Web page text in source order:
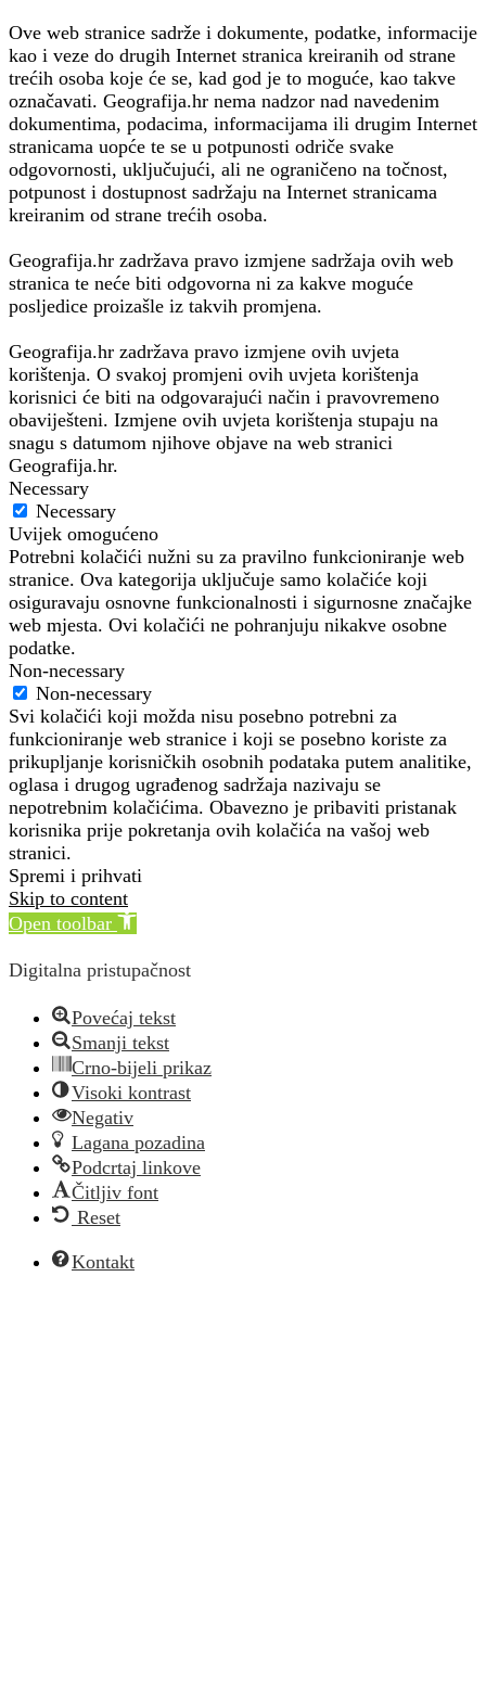
Ove web stranice sadrže i dokumente, podatke, informacije
kao i veze do drugih Internet stranica kreiranih od strane
trećih osoba koje će se, kad god je to moguće, kao takve
označavati. Geografija.hr nema nadzor nad navedenim
dokumentima, podacima, informacijama ili drugim Internet
stranicama uopće te se u potpunosti odriče svake
odgovornosti, uključujući, ali ne ograničeno na točnost,
potpunost i dostupnost sadržaju na Internet stranicama
kreiranim od strane trećih osoba.
Geografija.hr zadržava pravo izmjene sadržaja ovih web
stranica te neće biti odgovorna ni za kakve moguće
posljedice proizašle iz takvih promjena.
Geografija.hr zadržava pravo izmjene ovih uvjeta
korištenja. O svakoj promjeni ovih uvjeta korištenja
korisnici će biti na odgovarajući način i pravovremeno
obaviješteni. Izmjene ovih uvjeta korištenja stupaju na
snagu s datumom njihove objave na web stranici
Geografija.hr.
Necessary
Necessary
Uvijek omogućeno
Potrebni kolačići nužni su za pravilno funkcioniranje web
stranice. Ova kategorija uključuje samo kolačiće koji
osiguravaju osnovne funkcionalnosti i sigurnosne značajke
web mjesta. Ovi kolačići ne pohranjuju nikakve osobne
podatke.
Non-necessary
Non-necessary
Svi kolačići koji možda nisu posebno potrebni za
funkcioniranje web stranice i koji se posebno koriste za
prikupljanje korisničkih osobnih podataka putem analitike,
oglasa i drugog ugrađenog sadržaja nazivaju se
nepotrebnim kolačićima. Obavezno je pribaviti pristanak
korisnika prije pokretanja ovih kolačića na vašoj web
stranici.
Spremi i prihvati
Skip to content
Open toolbar
Digitalna pristupačnost
Povećaj tekst
Smanji tekst
Crno-bijeli prikaz
Visoki kontrast
Negativ
Lagana pozadina
Podcrtaj linkove
Čitljiv font
Reset
Kontakt